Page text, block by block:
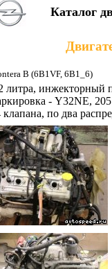
Каталог
B (6B1VF, 6B1_6)
литра, инжекторный
- Y32NE, 205
клапана, по два